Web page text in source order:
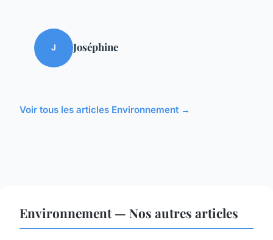
J Joséphine
Voir tous les articles Environnement →
Environnement — Nos autres articles